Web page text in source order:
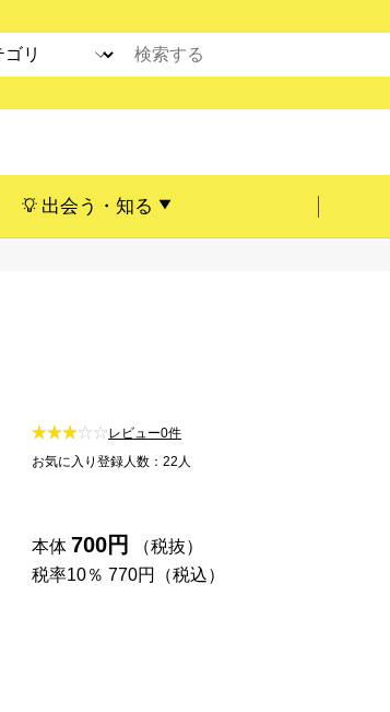
出会う・知る
レビュー0件
お気に入り登録人数：22人
本体 700円
（税抜）
税率10％ 770円（税込）